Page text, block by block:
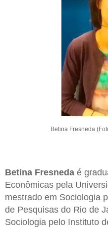
Betina Fresneda
Betina Fresneda é
Econômicas pela
mestrado em Sociologia
de Pesquisas do Rio de
Sociologia pelo Instituto